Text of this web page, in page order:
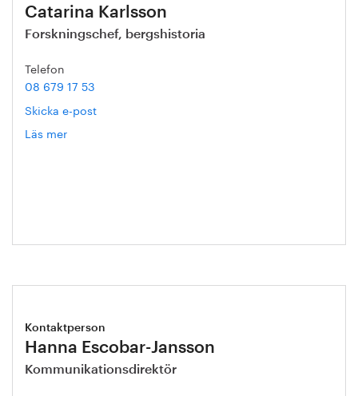
Catarina Karlsson
Forskningschef, bergshistoria
Telefon
08 679 17 53
Skicka e-post
Läs mer
Kontaktperson
Hanna Escobar-Jansson
Kommunikationsdirektör